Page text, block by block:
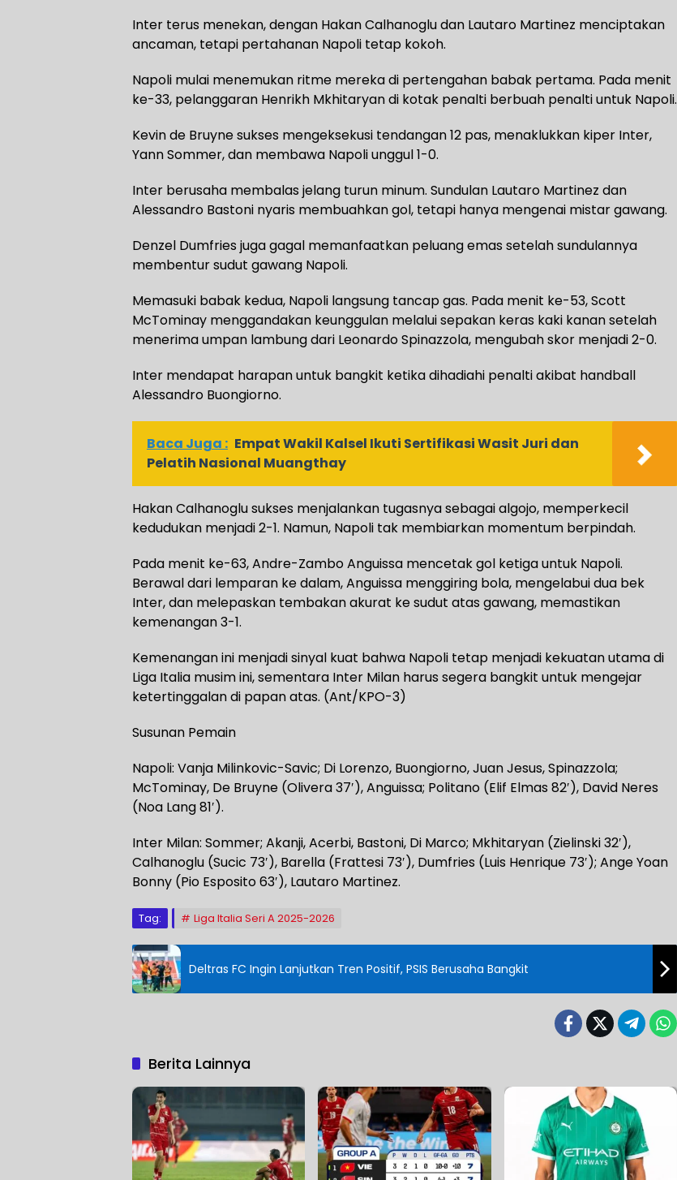
Inter terus menekan, dengan Hakan Calhanoglu dan Lautaro Martinez menciptakan
ancaman, tetapi pertahanan Napoli tetap kokoh.
Napoli mulai menemukan ritme mereka di pertengahan babak pertama. Pada menit
ke-33, pelanggaran Henrikh Mkhitaryan di kotak penalti berbuah penalti untuk Napoli.
Kevin de Bruyne sukses mengeksekusi tendangan 12 pas, menaklukkan kiper Inter,
Yann Sommer, dan membawa Napoli unggul 1-0.
Inter berusaha membalas jelang turun minum. Sundulan Lautaro Martinez dan
Alessandro Bastoni nyaris membuahkan gol, tetapi hanya mengenai mistar gawang.
Denzel Dumfries juga gagal memanfaatkan peluang emas setelah sundulannya
membentur sudut gawang Napoli.
Memasuki babak kedua, Napoli langsung tancap gas. Pada menit ke-53, Scott
McTominay menggandakan keunggulan melalui sepakan keras kaki kanan setelah
menerima umpan lambung dari Leonardo Spinazzola, mengubah skor menjadi 2-0.
Inter mendapat harapan untuk bangkit ketika dihadiahi penalti akibat handball
Alessandro Buongiorno.
Baca Juga : Empat Wakil Kalsel Ikuti Sertifikasi Wasit Juri dan
Pelatih Nasional Muangthay
Hakan Calhanoglu sukses menjalankan tugasnya sebagai algojo, memperkecil
kedudukan menjadi 2-1. Namun, Napoli tak membiarkan momentum berpindah.
Pada menit ke-63, Andre-Zambo Anguissa mencetak gol ketiga untuk Napoli.
Berawal dari lemparan ke dalam, Anguissa menggiring bola, mengelabui dua bek
Inter, dan melepaskan tembakan akurat ke sudut atas gawang, memastikan
kemenangan 3-1.
Kemenangan ini menjadi sinyal kuat bahwa Napoli tetap menjadi kekuatan utama di
Liga Italia musim ini, sementara Inter Milan harus segera bangkit untuk mengejar
ketertinggalan di papan atas. (Ant/KPO-3)
Susunan Pemain
Napoli: Vanja Milinkovic-Savic; Di Lorenzo, Buongiorno, Juan Jesus, Spinazzola;
McTominay, De Bruyne (Olivera 37′), Anguissa; Politano (Elif Elmas 82′), David Neres
(Noa Lang 81′).
Inter Milan: Sommer; Akanji, Acerbi, Bastoni, Di Marco; Mkhitaryan (Zielinski 32′),
Calhanoglu (Sucic 73′), Barella (Frattesi 73′), Dumfries (Luis Henrique 73′); Ange Yoan
Bonny (Pio Esposito 63′), Lautaro Martinez.
Tag: Liga Italia Seri A 2025-2026
Deltras FC Ingin Lanjutkan Tren Positif, PSIS Berusaha Bangkit
Berita Lainnya